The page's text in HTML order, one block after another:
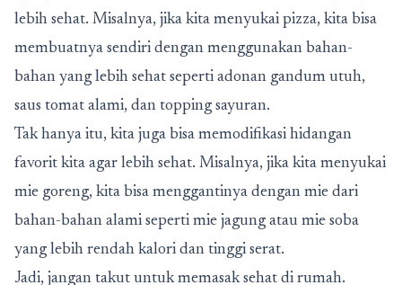
lebih sehat. Misalnya, jika kita menyukai pizza, kita bisa
membuatnya sendiri dengan menggunakan bahan-
bahan yang lebih sehat seperti adonan gandum utuh,
saus tomat alami, dan topping sayuran.
Tak hanya itu, kita juga bisa memodifikasi hidangan
favorit kita agar lebih sehat. Misalnya, jika kita menyukai
mie goreng, kita bisa menggantinya dengan mie dari
bahan-bahan alami seperti mie jagung atau mie soba
yang lebih rendah kalori dan tinggi serat.
Jadi, jangan takut untuk memasak sehat di rumah.